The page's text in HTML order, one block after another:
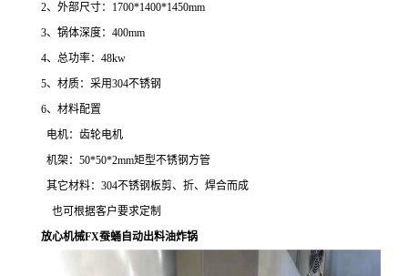
2、外部尺寸：1700*1400*1450mm
3、锅体深度：400mm
4、总功率：48kw
5、材质：采用304不锈钢
6、材料配置
电机：齿轮电机
机架：50*50*2mm矩型不锈钢方管
其它材料：304不锈钢板剪、折、焊合而成
也可根据客户要求定制
放心机械FX蚕蛹自动出料油炸锅